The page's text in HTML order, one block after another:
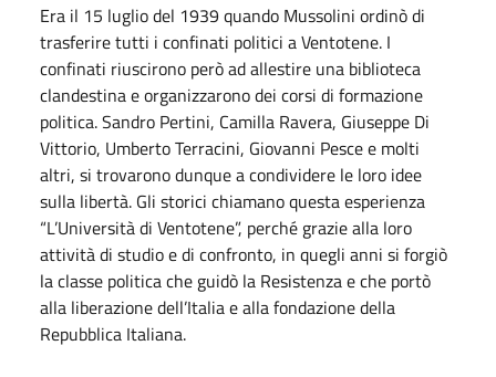
Era il 15 luglio del 1939 quando Mussolini ordinò di
trasferire tutti i confinati politici a Ventotene. I
confinati riuscirono però ad allestire una biblioteca
clandestina e organizzarono dei corsi di formazione
politica. Sandro Pertini, Camilla Ravera, Giuseppe Di
Vittorio, Umberto Terracini, Giovanni Pesce e molti
altri, si trovarono dunque a condividere le loro idee
sulla libertà. Gli storici chiamano questa esperienza
“L’Università di Ventotene”, perché grazie alla loro
attività di studio e di confronto, in quegli anni si forgiò
la classe politica che guidò la Resistenza e che portò
alla liberazione dell’Italia e alla fondazione della
Repubblica Italiana.